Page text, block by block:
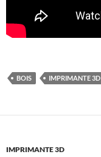
BOIS IMPRIMANTE 3D
IMPRIMANTE 3D